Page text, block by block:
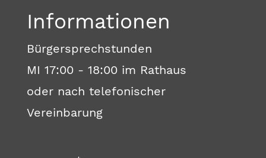
Informationen
Bürgersprechstunden
MI 17:00 - 18:00 im Rathaus
oder nach telefonischer
Vereinbarung